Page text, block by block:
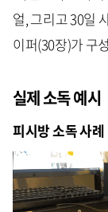
얼, 그리고 30일
이퍼(30장)가 구
실제 소독 예시
피시방 소독 사례